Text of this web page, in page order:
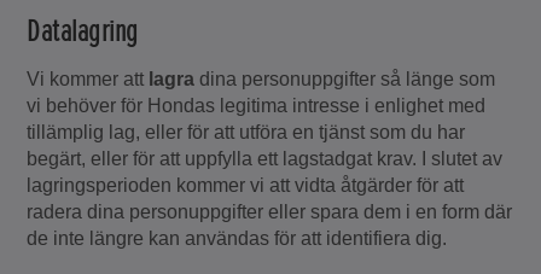
Datalagring
Vi kommer att lagra dina personuppgifter så länge som
vi behöver för Hondas legitima intresse i enlighet med
tillämplig lag, eller för att utföra en tjänst som du har
begärt, eller för att uppfylla ett lagstadgat krav. I slutet av
lagringsperioden kommer vi att vidta åtgärder för att
radera dina personuppgifter eller spara dem i en form där
de inte längre kan användas för att identifiera dig.